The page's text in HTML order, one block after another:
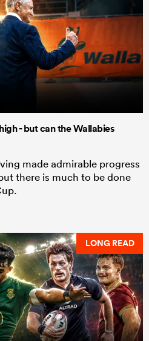
- but can the Wallabies
made admirable progress
there is much to be done
LONG READ